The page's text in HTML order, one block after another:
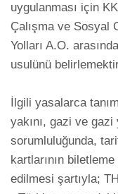
uygulanması için
Çalışma ve Sosyal
Yolları A.O.
usulünü
İlgili yasalarca
yakını, gazi ve gazi
sorumluluğunda,
kartlarının
edilmesi şartıyla;